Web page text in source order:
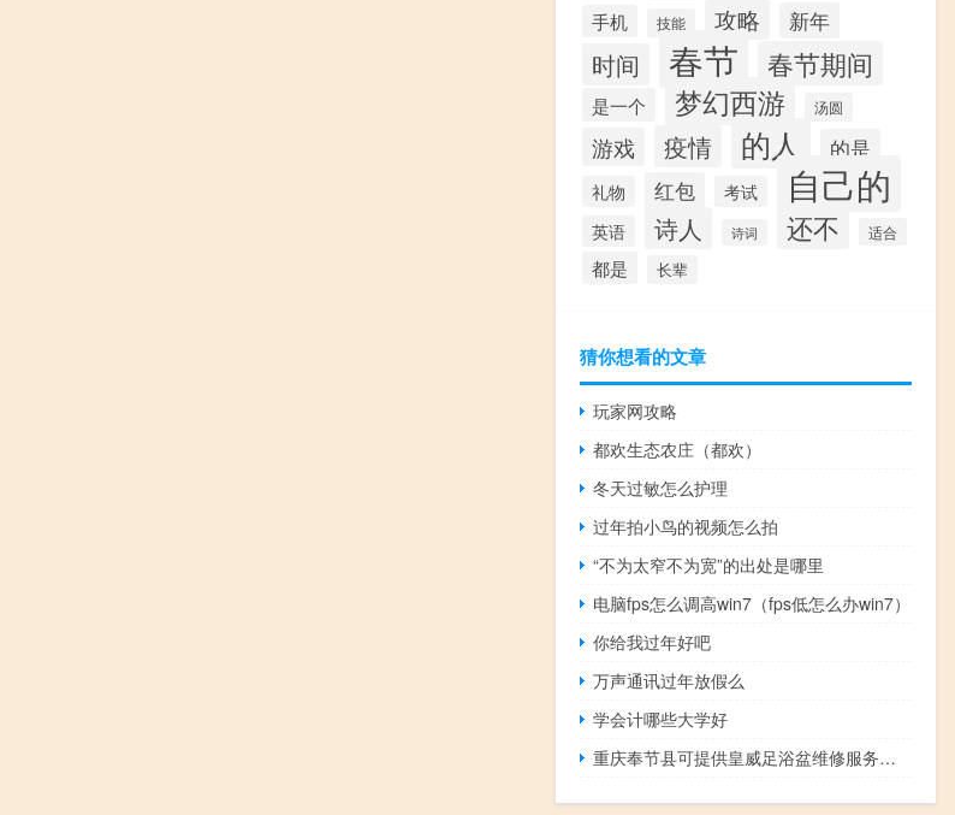
手机 技能 攻略 新年
时间 春节 春节期间
是一个 梦幻西游 汤圆
游戏 疫情 的人 的是
礼物 红包 考试 自己的
英语 诗人 诗词 还不 适合
都是 长辈
猜你想看的文章
玩家网攻略
都欢生态农庄（都欢）
冬天过敏怎么护理
过年拍小鸟的视频怎么拍
“不为太窄不为宽”的出处是哪里
电脑fps怎么调高win7（fps低怎么办win7）
你给我过年好吧
万声通讯过年放假么
学会计哪些大学好
重庆奉节县可提供皇威足浴盆维修服务地址在哪